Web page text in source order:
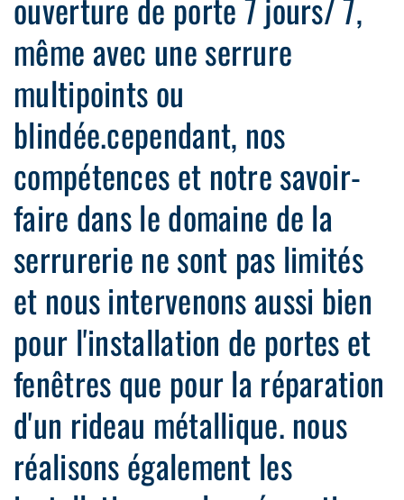
même avec une serrure
multipoints ou
blindée.cependant, nos
compétences et notre savoir-
faire dans le domaine de la
serrurerie ne sont pas limités
et nous intervenons aussi bien
pour l'installation de portes et
fenêtres que pour la réparation
d'un rideau métallique. nous
réalisons également les